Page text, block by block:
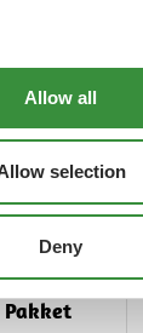
Allow all
selection
Deny
Pakket